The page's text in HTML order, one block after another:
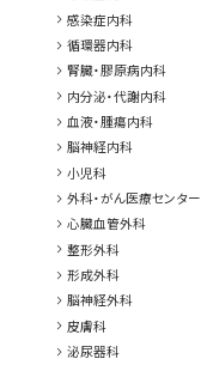
chevron_right 感染症内科
chevron_right 循環器内科
chevron_right 腎臓・膠原病内科
chevron_right 内分泌・代謝内科
chevron_right 血液・腫瘍内科
chevron_right 脳神経内科
chevron_right 小児科
chevron_right 外科・がん医療センター
chevron_right 心臓血管外科
chevron_right 整形外科
chevron_right 形成外科
chevron_right 脳神経外科
chevron_right 皮膚科
chevron_right 泌尿器科